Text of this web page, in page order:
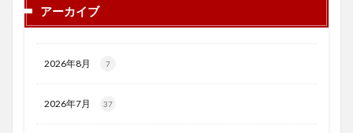
アーカイブ
2026年8月 7
2026年7月 37